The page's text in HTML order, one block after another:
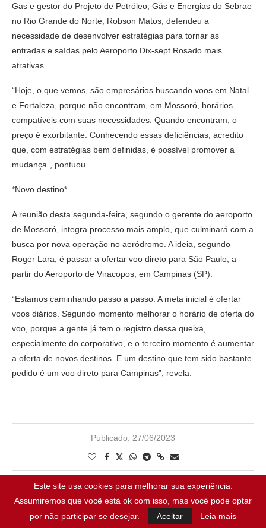
Gas e gestor do Projeto de Petróleo, Gás e Energias do Sebrae
no Rio Grande do Norte, Robson Matos, defendeu a
necessidade de desenvolver estratégias para tornar as
entradas e saídas pelo Aeroporto Dix-sept Rosado mais
atrativas.
“Hoje, o que vemos, são empresários buscando voos em Natal
e Fortaleza, porque não encontram, em Mossoró, horários
compatíveis com suas necessidades. Quando encontram, o
preço é exorbitante. Conhecendo essas deficiências, acredito
que, com estratégias bem definidas, é possível promover a
mudança”, pontuou.
*Novo destino*
A reunião desta segunda-feira, segundo o gerente do aeroporto
de Mossoró, integra processo mais amplo, que culminará com a
busca por nova operação no aeródromo. A ideia, segundo
Roger Lara, é passar a ofertar voo direto para São Paulo, a
partir do Aeroporto de Viracopos, em Campinas (SP).
“Estamos caminhando passo a passo. A meta inicial é ofertar
voos diários. Segundo momento melhorar o horário de oferta do
voo, porque a gente já tem o registro dessa queixa,
especialmente do corporativo, e o terceiro momento é aumentar
a oferta de novos destinos. E um destino que tem sido bastante
pedido é um voo direto para Campinas”, revela.
Publicado: 27/06/2023
Este site usa cookies para melhorar sua experiência.
Assumiremos que você está ok com isso, mas você pode optar
por não participar se desejar.
Aceitar Leia mais